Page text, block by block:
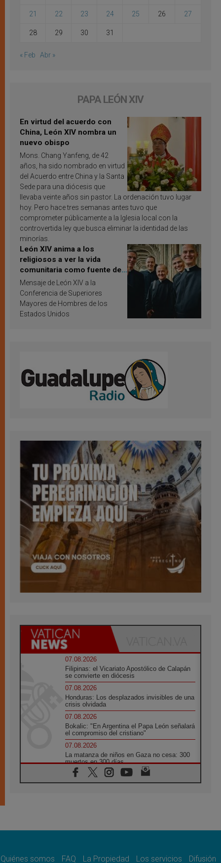
21 22 23 24 25 26 27
28 29 30 31
« Feb Abr »
PAPA LEÓN XIV
En virtud del acuerdo con
China, León XIV nombra un
nuevo obispo
Mons. Chang Yanfeng, de 42
años, ha sido nombrado en virtud
del Acuerdo entre China y la Santa
Sede para una diócesis que
llevaba veinte años sin pastor. La ordenación tuvo lugar
hoy. Pero hace tres semanas antes tuvo que
comprometer públicamente a la Iglesia local con la
controvertida ley que busca eliminar la identidad de las
minorías.
León XIV anima a los
religiosos a ver la vida
comunitaria como fuente de
inspiración y santificación
Mensaje de León XIV a la
Conferencia de Superiores
Mayores de Hombres de los
Estados Unidos
07.08.2026
Filipinas: el Vicariato Apostólico de Calapán
se convierte en diócesis
07.08.2026
Honduras: Los desplazados invisibles de una
crisis olvidada
07.08.2026
Bokalic: "En Argentina el Papa León señalará
el compromiso del cristiano"
07.08.2026
La matanza de niños en Gaza no cesa: 300
muertos en 300 días
07.08.2026
Tagle: La guerra desfigura el mundo, solo la
como misión al servicio del Evangelio
Quiénes somos FAQ La Propiedad Los servicios Difusión